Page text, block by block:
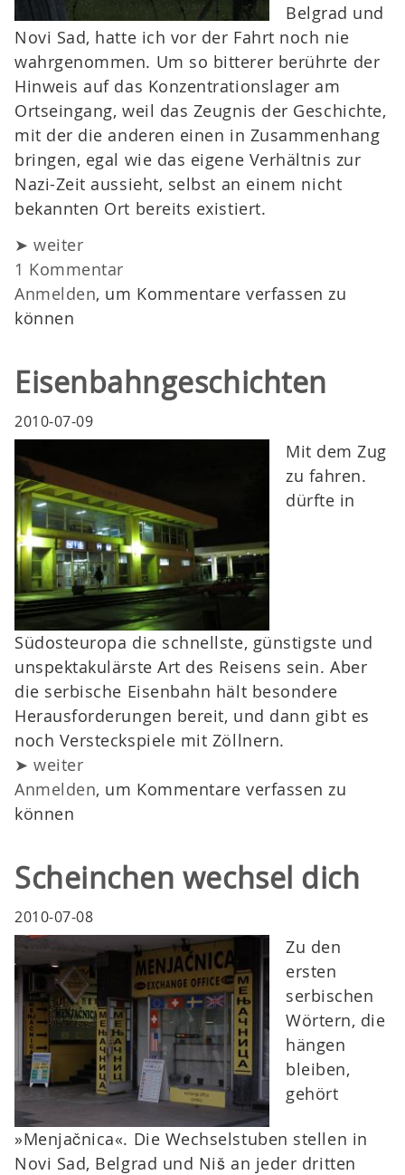
Belgrad und
Novi Sad, hatte ich vor der Fahrt noch nie
wahrgenommen. Um so bitterer berührte der
Hinweis auf das Konzentrationslager am
Ortseingang, weil das Zeugnis der Geschichte,
mit der die anderen einen in Zusammenhang
bringen, egal wie das eigene Verhältnis zur
Nazi-Zeit aussieht, selbst an einem nicht
bekannten Ort bereits existiert.
➤ weiter
1 Kommentar
Anmelden, um Kommentare verfassen zu
können
Eisenbahngeschichten
2010-07-09
Mit dem Zug
zu fahren.
dürfte in
Südosteuropa die schnellste, günstigste und
unspektakulärste Art des Reisens sein. Aber
die serbische Eisenbahn hält besondere
Herausforderungen bereit, und dann gibt es
noch Versteckspiele mit Zöllnern.
➤ weiter
Anmelden, um Kommentare verfassen zu
können
Scheinchen wechsel dich
2010-07-08
Zu den
ersten
serbischen
Wörtern, die
hängen
bleiben,
gehört
»Menjačnica«. Die Wechselstuben stellen in
Novi Sad, Belgrad und Niš an jeder dritten